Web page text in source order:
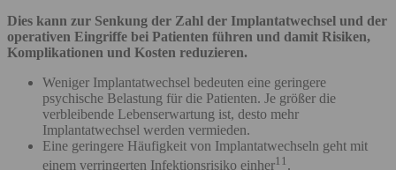
Dies kann zur Senkung der Zahl der Implantatwechsel und der
operativen Eingriffe bei Patienten führen und damit Risiken,
Komplikationen und Kosten reduzieren.
Weniger Implantatwechsel bedeuten eine geringere
psychische Belastung für die Patienten. Je größer die
verbleibende Lebenserwartung ist, desto mehr
Implantatwechsel werden vermieden.
Eine geringere Häufigkeit von Implantatwechseln geht mit
einem verringerten Infektionsrisiko einher11 .